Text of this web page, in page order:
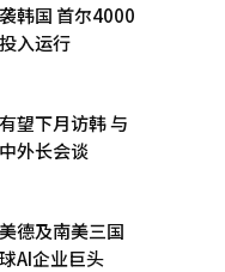
韩国 首尔4000
入运行
望下月访韩 与
外长会谈
德及南美三国
AI企业巨头